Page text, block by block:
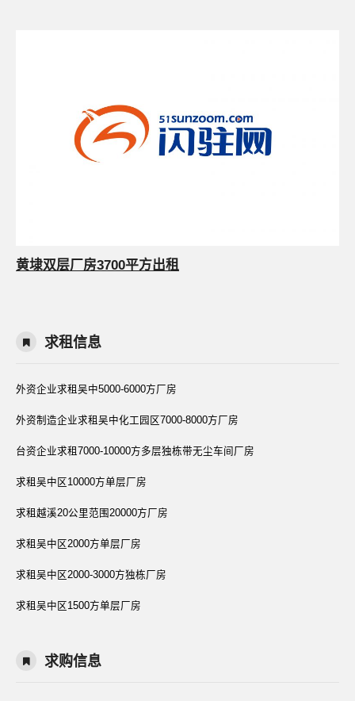
黄埭双层厂房3700平方出租
求租信息
外资企业求租吴中5000-6000方厂房
外资制造企业求租吴中化工园区7000-8000方厂房
台资企业求租7000-10000方多层独栋带无尘车间厂房
求租吴中区10000方单层厂房
求租越溪20公里范围20000方厂房
求租吴中区2000方单层厂房
求租吴中区2000-3000方独栋厂房
求租吴中区1500方单层厂房
求购信息